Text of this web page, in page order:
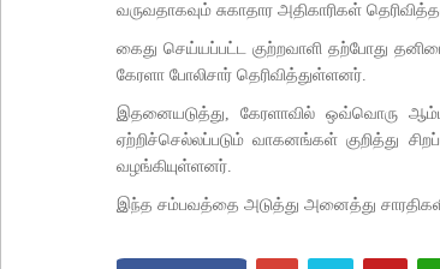
வருவதாகவும் சுகாதார அதிகாரிகள்
கைது செய்யப்பட்ட குற்றவாளி தற்போது
கேரளா போலிசார் தெரிவித்துள்ளனர்.
இதனையடுத்து, கேரளாவில் ஒவ்வொரு
ஏற்றிச்செல்லப்படும் வாகனங்கள் குறித்து
வழங்கியுள்ளனர்.
இந்த சம்பவத்தை அடுத்து அனைத்து